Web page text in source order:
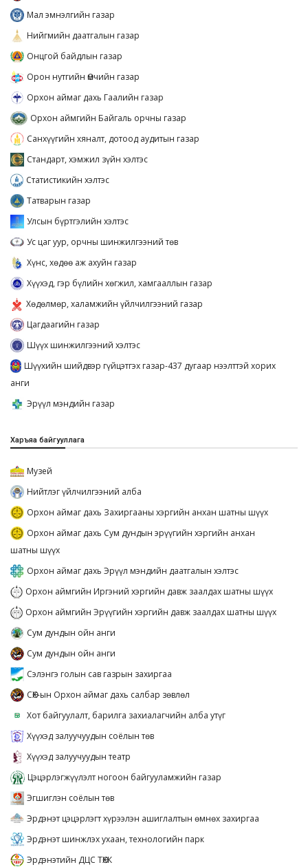
Мал эмнэлгийн газар
Нийгмийн даатгалын газар
Онцгой байдлын газар
Орон нутгийн Өмчийн газар
Орхон аймаг дахь Гаалийн газар
Орхон аймгийн Байгаль орчны газар
Санхүүгийн хяналт, дотоод аудитын газар
Стандарт, хэмжил зүйн хэлтэс
Статистикийн хэлтэс
Татварын газар
Улсын бүртгэлийн хэлтэс
Ус цаг уур, орчны шинжилгээний төв
Хүнс, хөдөө аж ахуйн газар
Хүүхэд, гэр бүлийн хөгжил, хамгааллын газар
Хөдөлмөр, халамжийн үйлчилгээний газар
Цагдаагийн газар
Шүүх шинжилгээний хэлтэс
Шүүхийн шийдвэр гүйцэтгэх газар-437 дугаар нээлттэй хорих
анги
Эрүүл мэндийн газар
Харъяа байгууллага
Музей
Нийтлэг үйлчилгээний алба
Орхон аймаг дахь Захиргааны хэргийн анхан шатны шүүх
Орхон аймаг дахь Сум дундын эрүүгийн хэргийн анхан
шатны шүүх
Орхон аймаг дахь Эрүүл мэндийн даатгалын хэлтэс
Орхон аймгийн Иргэний хэргийн давж заалдах шатны шүүх
Орхон аймгийн Эрүүгийн хэргийн давж заалдах шатны шүүх
Сум дундын ойн анги
Сум дундын ойн анги
Сэлэнгэ голын сав газрын захиргаа
СӨХ-ын Орхон аймаг дахь салбар зөвлөл
Хот байгуулалт, барилга захиалагчийн алба утүг
Хүүхэд залуучуудын соёлын төв
Хүүхэд залуучуудын театр
Цэцэрлэгжүүлэлт ногоон байгууламжийн газар
Эгшиглэн соёлын төв
Эрдэнэт цэцэрлэгт хүрээлэн ашиглалтын өмнөх захиргаа
Эрдэнэт шинжлэх ухаан, технологийн парк
Эрдэнэтийн ДЦС ТӨХК